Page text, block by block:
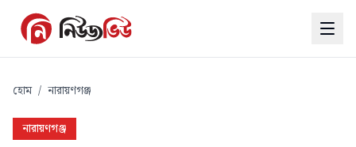
হোম / নারায়ণগঞ্জ
নারায়ণগঞ্জ